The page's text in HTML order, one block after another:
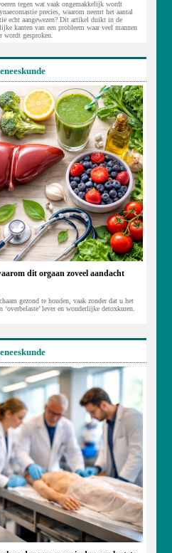
tegen wat vaak ongemakkelijk wordt
precies, waarom neemt het aantal
echt aangewezen? Dit artikel duikt in de
kanten van een probleem waar veel mannen
wordt gesproken.
dit orgaan zoveel aandacht
gezond te houden, vaak zonder dat u het
‘overbelaste’ lever en wonderlijke detoxkuren.